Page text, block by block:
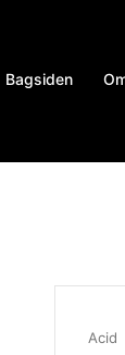
Bagsiden
Acid